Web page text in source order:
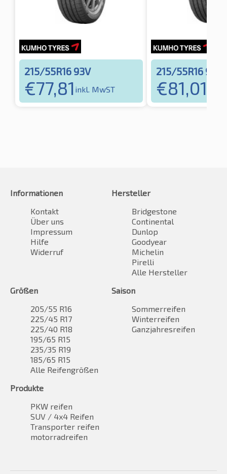
215/55R16 93V
€77,81 inkl. MwST
215/55R16 97W
€81,01
Informationen
Kontakt
Über uns
Impressum
Hilfe
Widerruf
Hersteller
Bridgestone
Continental
Dunlop
Goodyear
Michelin
Pirelli
Alle Hersteller
Größen
205/55 R16
225/45 R17
225/40 R18
195/65 R15
235/35 R19
185/65 R15
Alle Reifengrößen
Saison
Sommerreifen
Winterreifen
Ganzjahresreifen
Produkte
PKW reifen
SUV / 4x4 Reifen
Transporter reifen
motorradreifen